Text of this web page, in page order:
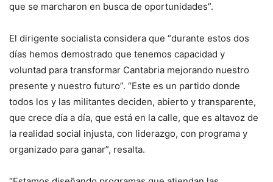
que se marcharon en busca de oportunidades”.
El dirigente socialista considera que “durante estos dos
días hemos demostrado que tenemos capacidad y
voluntad para transformar Cantabria mejorando nuestro
presente y nuestro futuro”. “Este es un partido donde
todos los y las militantes deciden, abierto y transparente,
que crece día a día, que está en la calle, que es altavoz de
la realidad social injusta, con liderazgo, con programa y
organizado para ganar”, resalta.